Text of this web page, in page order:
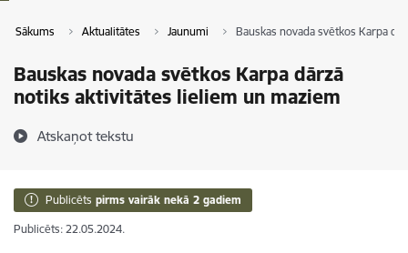
Sākums Aktualitātes Jaunumi Bauskas novada svētkos Karpa
Bauskas novada svētkos Karpa dārzā
notiks aktivitātes lieliem un maziem
Atskaņot tekstu
Publicēts pirms vairāk nekā 2 gadiem
Publicēts: 22.05.2024.